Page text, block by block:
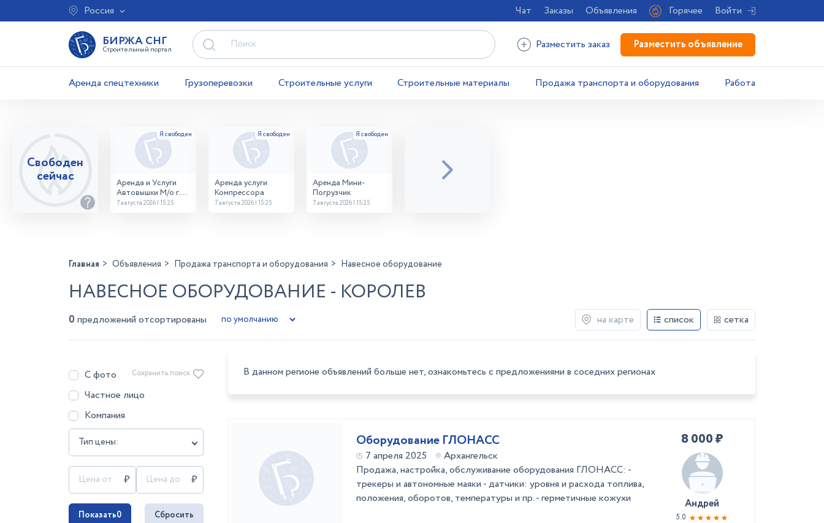
Россия Чат Заказы Объявления Горячее Войти
БИРЖА СНГ
Строительный портал Разместить заказ Разместить объявление
Аренда спецтехники Грузоперевозки Строительные услуги Строительные материалы Продажа транспорта и оборудования Работа
Свободен
сейчас
Аренда и Услуги
Автовышки М/о г.
Домодедово
7 августа 2026 | 15:25
Аренда услуги
Компрессора
7 августа 2026 | 15:25
Аренда Мини-
Погрузчик
7 августа 2026 | 15:25
Главная Объявления Продажа транспорта и оборудования Навесное оборудование
НАВЕСНОЕ ОБОРУДОВАНИЕ - КОРОЛЕВ
0 предложений отсортированы на карте список сетка
С фото
Частное лицо
Компания
Тип цены:
Сохранить поиск
Показать0 Сбросить
В данном регионе объявлений больше нет, ознакомьтесь с предложениями в соседних регионах
Оборудование ГЛОНАСС
7 апреля 2025
Архангельск
Продажа, настройка, обслуживание оборудования ГЛОНАСС: -
трекеры и автономные маяки - датчики: уровня и расхода топлива,
положения, оборотов, температуры и пр. - герметичные кожухи
8 000 ₽
Андрей
5.0